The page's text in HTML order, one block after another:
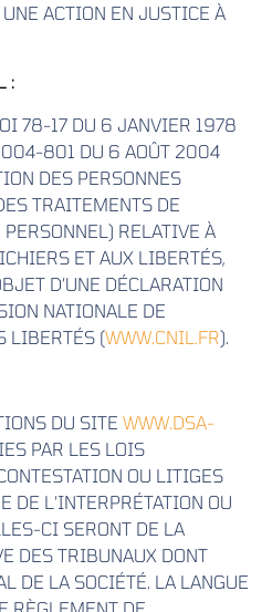
ACTION EN JUSTICE À
:
78-17 DU 6 JANVIER 1978
801 DU 6 AOÛT 2004
DES PERSONNES
TRAITEMENTS DE
RELATIVE À
ET AUX LIBERTÉS,
D’UNE DÉCLARATION
NATIONALE DE
LIBERTÉS (WWW.CNIL.FR).
DU SITE WWW.DSA-
PAR LES LOIS
OU LITIGES
DE L’INTERPRÉTATION OU
CI SERONT DE LA
DES TRIBUNAUX DONT
DE LA SOCIÉTÉ. LA LANGUE
RÈGLEMENT DE